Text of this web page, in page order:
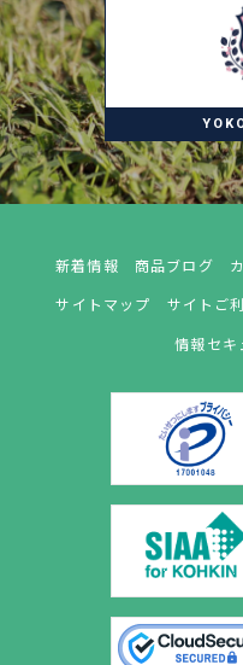
新着情報 商品ブログ
サイトマップ
サイトご
情報セキ